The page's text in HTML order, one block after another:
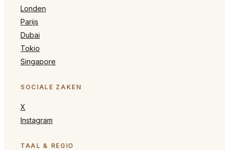
Londen
Parijs
Dubai
Tokio
Singapore
SOCIALE ZAKEN
X
Instagram
TAAL & REGIO